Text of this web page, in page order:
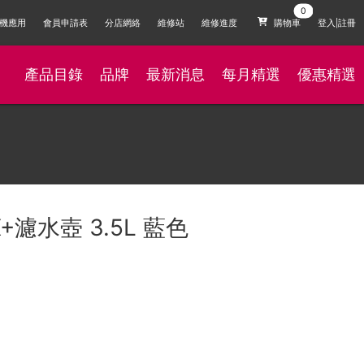
應用 會員申請表 分店網絡 維修站 維修進度 購物車 登入|註冊
產品目錄 品牌 最新消息 每月精選 優惠精選
濾水壺 3.5L 藍色